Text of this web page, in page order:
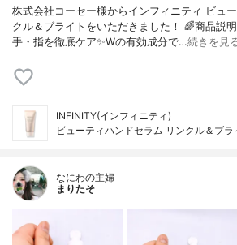
株式会社コーセー様からインフィニティ ビュ
クル＆ブライトをいただきました！ 🌈商品説
手・指を徹底ケア✨Wの有効成分で…続きを見
INFINITY(インフィニティ)
ビューティハンドセラム リンクル＆ブラ
なにわの主婦
まりたそ